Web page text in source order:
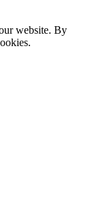
website. By